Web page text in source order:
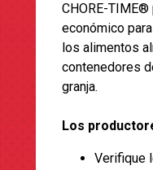
CHORE-
económico
los alimentos
contenedores
granja.
Los
Verifique